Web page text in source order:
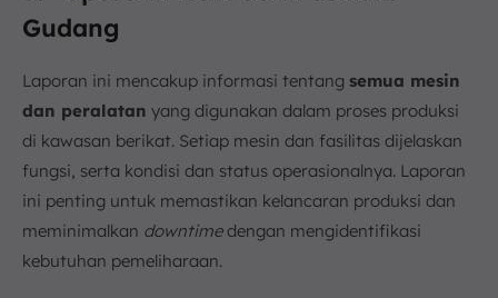
Gudang
Laporan ini mencakup informasi tentang semua mesin
dan peralatan yang digunakan dalam proses produksi
di kawasan berikat. Setiap mesin dan fasilitas dijelaskan
fungsi, serta kondisi dan status operasionalnya. Laporan
ini penting untuk memastikan kelancaran produksi dan
meminimalkan downtimedengan mengidentifikasi
kebutuhan pemeliharaan.